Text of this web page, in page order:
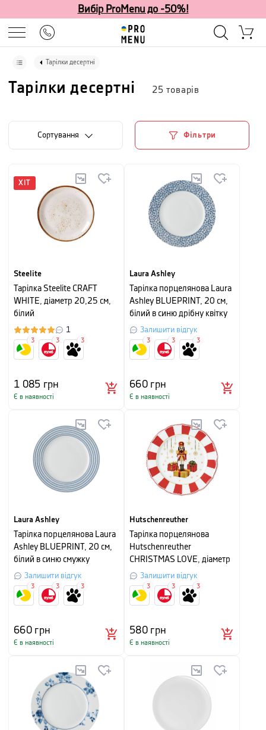
Вибір ProMenu до -50%!
Тарілки десертні
Тарілки десертні 25 товарів
Сортування Фільтри
ХІТ
Steelite
Тарілка Steelite CRAFT
WHITE, діаметр 20,25 см,
білий
1
1 085 грн
Є в наявності
3 3 3
Laura Ashley
Тарілка порцелянова Laura
Ashley BLUEPRINT, 20 см,
білий в синю дрібну квітку
Залишити відгук
660грн
Є в наявності
3 3 3
Laura Ashley
Тарілка порцелянова Laura
Ashley BLUEPRINT, 20 см,
білий в синю смужку
Залишити відгук
660грн
Є в наявності
3 3 3
Hutschenreuther
Тарілка порцелянова
Hutschenreuther
CHRISTMAS LOVE, діаметр
22 см, білий з червоним
Залишити відгук
580грн
Є в наявності
3 3 3